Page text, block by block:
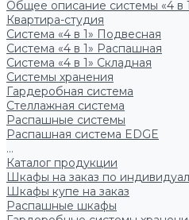
Общее описание системы «4 в
Квартира-студия
Система «4 в 1» Подвесная
Система «4 в 1» Распашная
Система «4 в 1» Складная
Системы хранения
Гардеробная система
Стеллажная система
Распашные системы
Распашная система EDGE
...
Каталог продукции
Шкафы на заказ по
Шкафы купе на заказ
Распашные шкафы